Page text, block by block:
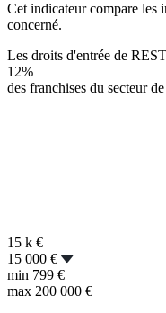
Cet indicateur compare les
concerné.
Les droits d'entrée de
12%
des franchises du secteur
15 k €
15 000 €
min 799 €
max 200 000 €